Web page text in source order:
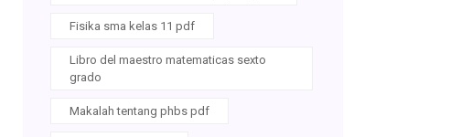
Fisika sma kelas 11 pdf
Libro del maestro matematicas sexto
grado
Makalah tentang phbs pdf